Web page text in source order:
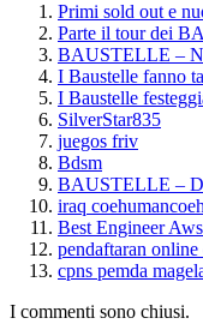
Primi sold out e
Parte il tour dei
BAUSTELLE –
I Baustelle fanno
I Baustelle
SilverStar835
juegos friv
Bdsm
BAUSTELLE –
iraq
Best Engineer
pendaftaran online
cpns pemda
I commenti sono chiusi.